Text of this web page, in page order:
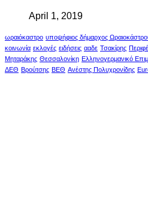
April 1, 2019
ωραιόκαστρο υποψήφιος δήμαρχος
κοινωνία εκλογές ειδήσεις ααδε Τσακίρης
Μηταράκης Θεσσαλονίκη Ελληνογερμανικό
ΔΕΘ Βρούτσης ΒΕΘ Ανέστης Πολυχρονίδης